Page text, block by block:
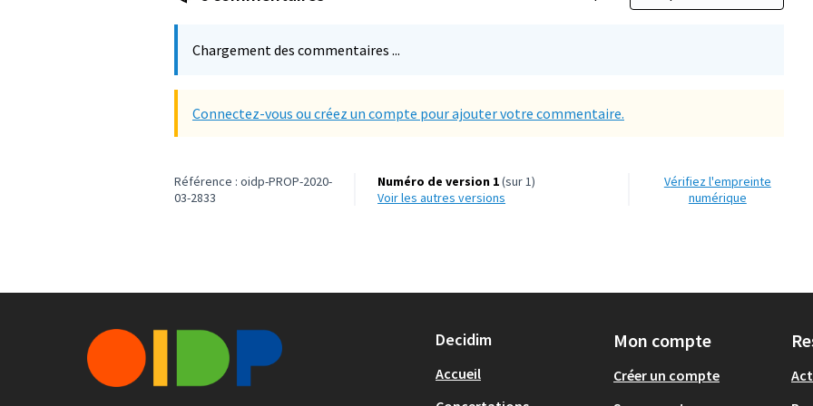
Chargement des commentaires ...
Connectez-vous ou créez un compte pour ajouter votre commentaire.
Référence : oidp-PROP-2020-
03-2833
Numéro de version 1(sur 1)
voir les autres versions
Vérifiez l'empreinte
numérique
Decidim
Accueil
Mon compte
Créer un compte